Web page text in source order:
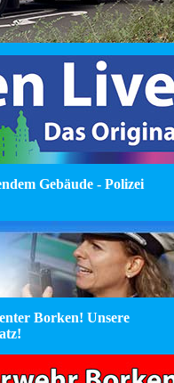
Gebäude - Polizei
Borken! Unsere